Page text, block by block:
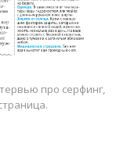
про серфинг,